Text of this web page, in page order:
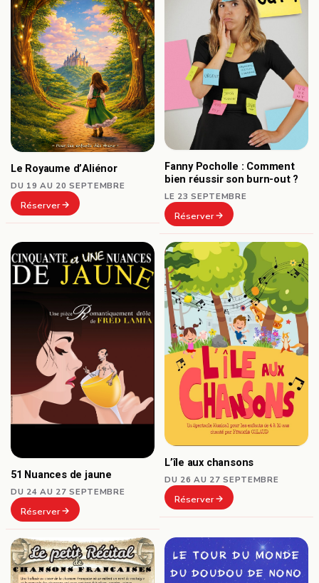
Le Royaume d’Aliénor
DU 19 AU 20 SEPTEMBRE
Réserver
Fanny Pocholle : Comment
bien réussir son burn-out ?
LE 23 SEPTEMBRE
Réserver
51 Nuances de jaune
DU 24 AU 27 SEPTEMBRE
Réserver
L’île aux chansons
DU 26 AU 27 SEPTEMBRE
Réserver